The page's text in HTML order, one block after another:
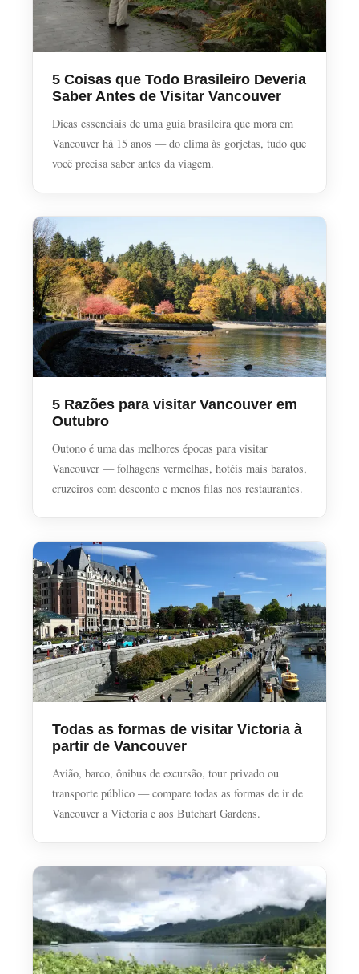
5 Coisas que Todo Brasileiro Deveria
Saber Antes de Visitar Vancouver
Dicas essenciais de uma guia brasileira que mora em
Vancouver há 15 anos — do clima às gorjetas, tudo que
você precisa saber antes da viagem.
5 Razões para visitar Vancouver em
Outubro
Outono é uma das melhores épocas para visitar
Vancouver — folhagens vermelhas, hotéis mais baratos,
cruzeiros com desconto e menos filas nos restaurantes.
Todas as formas de visitar Victoria à
partir de Vancouver
Avião, barco, ônibus de excursão, tour privado ou
transporte público — compare todas as formas de ir de
Vancouver a Victoria e aos Butchart Gardens.